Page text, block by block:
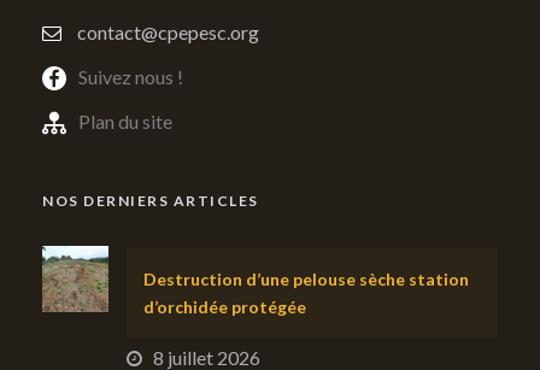
contact@cpepesc.org
Suivez nous !
Plan du site
NOS DERNIERS ARTICLES
Destruction d’une pelouse sèche station
d’orchidée protégée
8 juillet 2026